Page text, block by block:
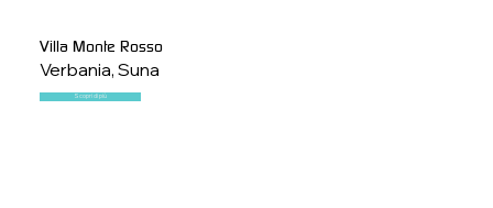
Villa Monte Rosso
Verbania, Suna
Scopri di più